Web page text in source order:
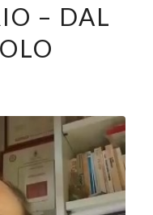
– DAL